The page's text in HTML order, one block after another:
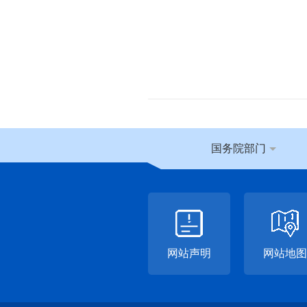
国务院部门
网站声明 网站地图